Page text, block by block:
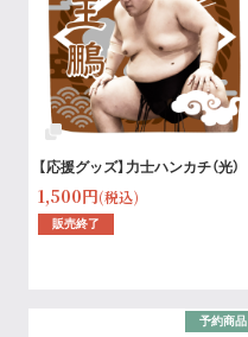
【応援グッズ】力士ハンカチ（光）
1,500円(税込)
販売終了
予約商品